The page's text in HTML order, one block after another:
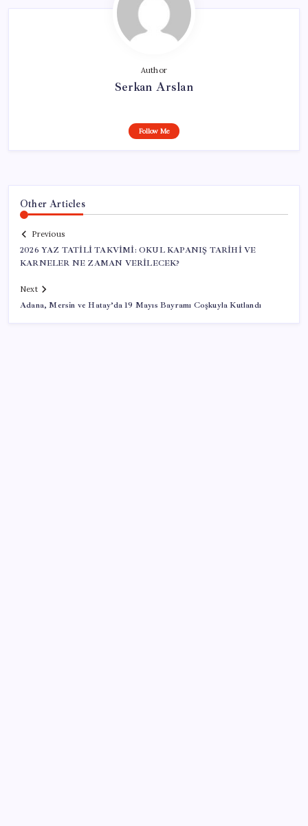
Author
Serkan Arslan
Follow Me
Other Articles
Previous
2026 YAZ TATİLİ TAKVİMİ: OKUL KAPANIŞ TARİHİ VE
KARNELER NE ZAMAN VERİLECEK?
Next
Adana, Mersin ve Hatay’da 19 Mayıs Bayramı Coşkuyla Kutlandı